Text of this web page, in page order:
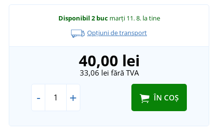
Disponibil 2 buc marți 11. 8. la tine
Opțiuni de transport
40,00 lei
33,06 lei fără TVA
- + ÎN COȘ